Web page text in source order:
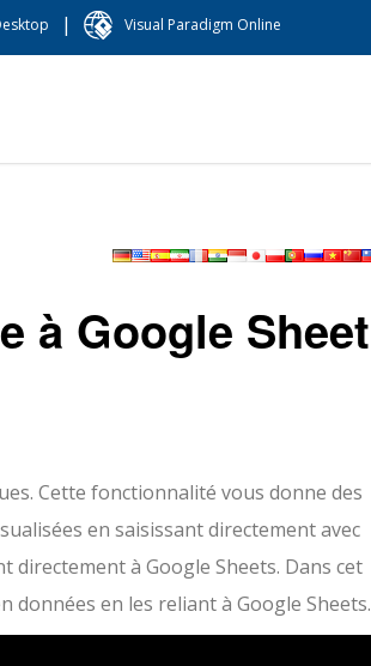
| Visual Paradigm Online
à Google Sheet
Cette fonctionnalité vous donne des
en saisissant directement avec
directement à Google Sheets. Dans cet
en les reliant à Google Sheets.